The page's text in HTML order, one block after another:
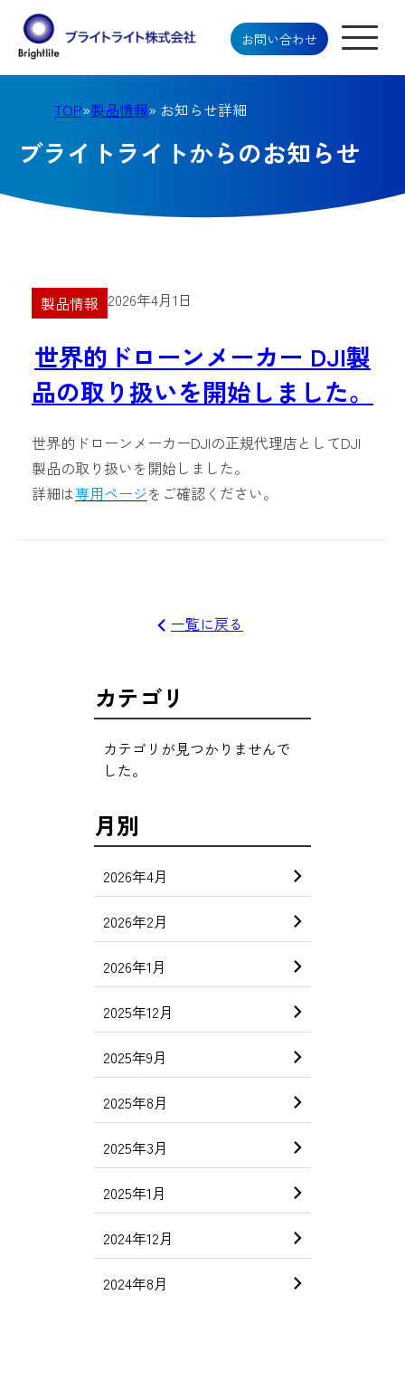
お問い合わせ
TOP»製品情報» お知らせ詳細
ブライトライトからのお知らせ
製品情報 2026年4月1日
世界的ドローンメーカー DJI製
品の取り扱いを開始しました。
世界的ドローンメーカーDJIの正規代理店としてDJI
製品の取り扱いを開始しました。
詳細は専用ページをご確認ください。
一覧に戻る
カテゴリ
カテゴリが見つかりませんで
した。
月別
2026年4月
2026年2月
2026年1月
2025年12月
2025年9月
2025年8月
2025年3月
2025年1月
2024年12月
2024年8月